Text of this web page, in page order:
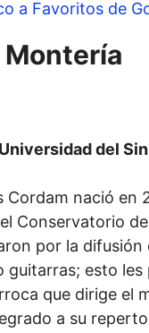
a Favoritos de
del
nació en
Conservatorio
por la difusión
esto les
que dirige el
a su